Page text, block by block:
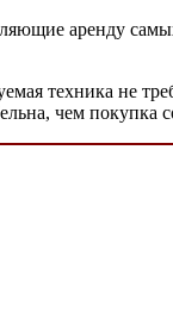
аренду
техника не
чем покупка